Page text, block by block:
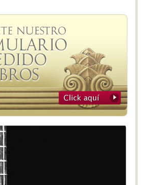
Doura - Invención y fantasías de
Doura - Invención y fantasías de
Morel - M-II
Doura - Ficciones porteñas - M-I
Doura - La Pasión de Saverio
Doura - Ficciones porteñas - M-
IV
Doura - Sinfonía Nocturna - M-I
Doura - Sinfonía Nocturna - M-IV
Doura - Visiones patagónicas -
With Bated Breath
Réquiem del Plata
Alexander Nevsky - Cantata
Benzecry - Sinfonía No. 2 - M-I
Benzecry - Concierto para violín
M-I